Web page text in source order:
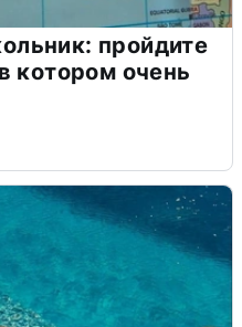
пройдите
котором очень